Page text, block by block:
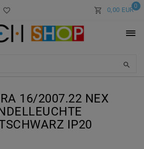
0
0,00 EUR
16/2007.22 NEX
IP20